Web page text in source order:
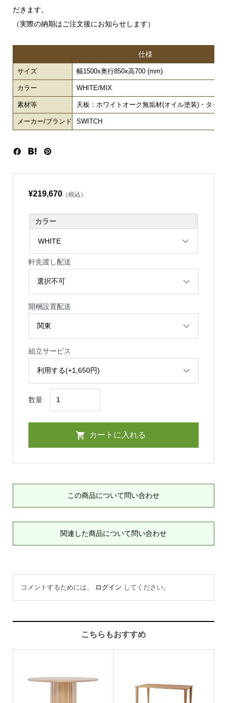
だきます。
（実際の納期はご注文後にお知らせします）
仕様
サイズ 幅1500x奥行850x高700 (mm)
カラー WHITE/MIX
素材等 天板：ホワイトオーク無垢材(オイル塗装)・タイ
メーカー/ブランド SWITCH
¥219,670（税込）
カラー
軒先渡し配送
開梱設置配送
組立サービス
数量
この商品について問い合わせ
関連した商品について問い合わせ
コメントするためには、 ログイン してください。
こちらもおすすめ